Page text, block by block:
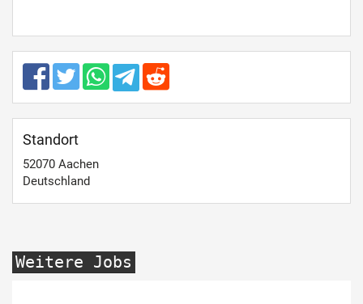
Standort
52070 Aachen
Deutschland
Weitere Jobs